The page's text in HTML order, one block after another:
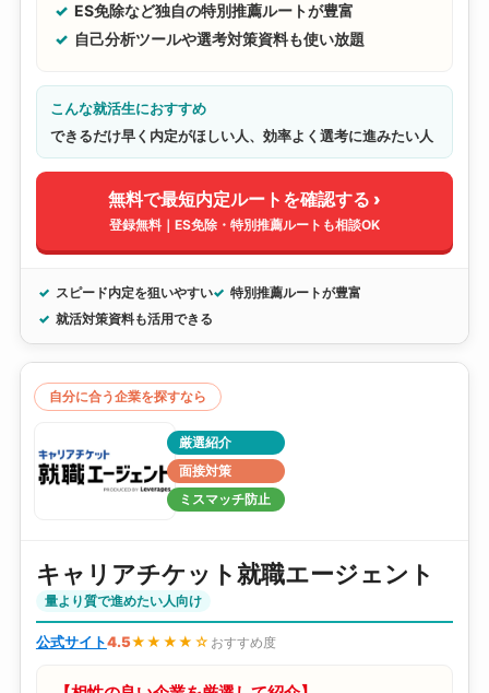
ES免除など独自の特別推薦ルートが豊富
自己分析ツールや選考対策資料も使い放題
こんな就活生におすすめ
できるだけ早く内定がほしい人、効率よく選考に進みたい人
無料で最短内定ルートを確認する ›
登録無料｜ES免除・特別推薦ルートも相談OK
スピード内定を狙いやすい
特別推薦ルートが豊富
就活対策資料も活用できる
自分に合う企業を探すなら
厳選紹介
面接対策
ミスマッチ防止
キャリアチケット就職エージェント
量より質で進めたい人向け
公式サイト4.5★★★★☆ おすすめ度